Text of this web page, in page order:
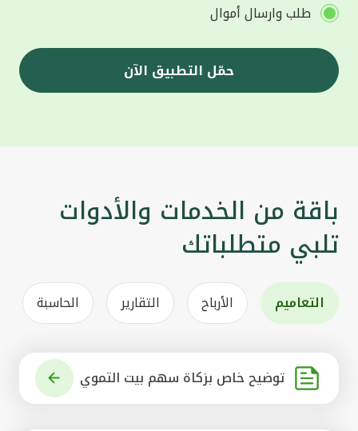
طلب وارسال أموال
حمّل التطبيق الآن
باقة من الخدمات والأدوات
تلبي متطلباتك
التعاميم الأرباح التقارير الحاسبة
توضيح خاص بزكاة سهم بيت التموي